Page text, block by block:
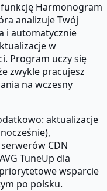
Harmonogram
analizuje Twój
i automatycznie
w
Program uczy się
zwykle pracujesz
na wczesny
aktualizacje
CDN
TuneUp dla
wsparcie
po polsku.